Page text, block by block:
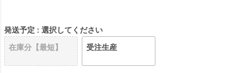
発送予定
選択してください
在庫分【最短】
受注生産